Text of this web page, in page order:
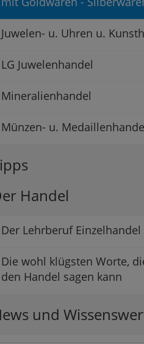
Juwelen- u. Uhren u.
LG Juwelenhandel
Mineralienhandel
Münzen- u.
Handel
Der Lehrberuf Einzelhandel
Die wohl klügsten Worte,
den Handel sagen kann
und